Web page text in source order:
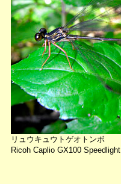
リュウキュウトゲオトンボ
Ricoh Caplio GX100 Speedlight